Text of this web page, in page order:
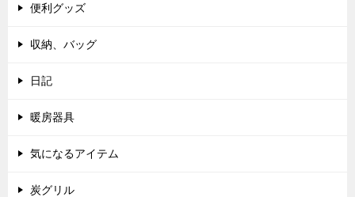
便利グッズ
収納、バッグ
日記
暖房器具
気になるアイテム
炭グリル